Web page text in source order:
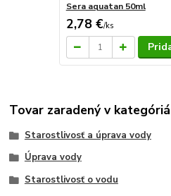
Sera aquatan 50ml
2,78 €/ks
Tovar zaradený v
Starostlivosť a úprava vody
Úprava vody
Starostlivosť o vodu